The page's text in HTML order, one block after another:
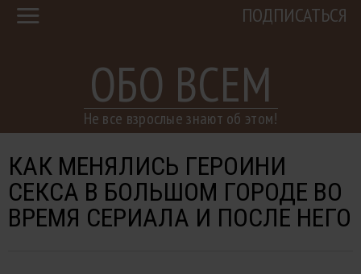
ОБО ВСЕМ
Не все взрослые знают об этом!
ПОДПИСАТЬСЯ
КАК МЕНЯЛИСЬ ГЕРОИНИ
СЕКСА В БОЛЬШОМ ГОРОДЕ ВО
ВРЕМЯ СЕРИАЛА И ПОСЛЕ НЕГО